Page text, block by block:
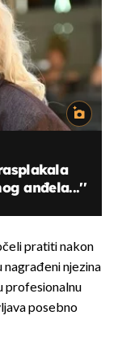
anđela...''
pratiti nakon
njezina
profesionalnu
posebno